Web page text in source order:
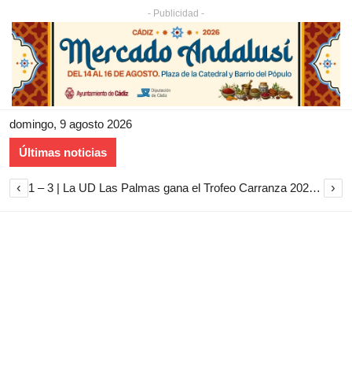
- Publicidad -
domingo, 9 agosto 2026
Últimas noticias
‹ 1 – 3 | La UD Las Palmas gana el Trofeo Carranza 2026 tras imponerse al Cádiz CF ›